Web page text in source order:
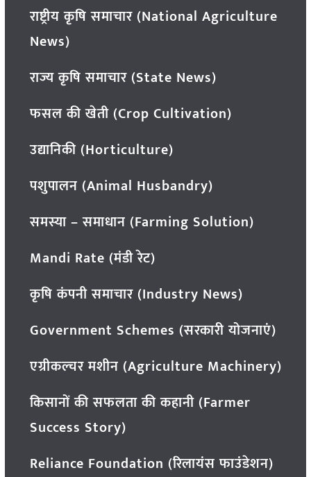
राष्ट्रीय कृषि समाचार (National Agriculture
News)
राज्य कृषि समाचार (State News)
फसल की खेती (Crop Cultivation)
उद्यानिकी (Horticulture)
पशुपालन (Animal Husbandry)
समस्या – समाधान (Farming Solution)
Mandi Rate (मंडी रेट)
कृषि कंपनी समाचार (Industry News)
Government Schemes (सरकारी योजनाएं)
एग्रीकल्चर मशीन (Agriculture Machinery)
किसानों की सफलता की कहानी (Farmer
Success Story)
Reliance Foundation (रिलायंस फाउंडेशन)